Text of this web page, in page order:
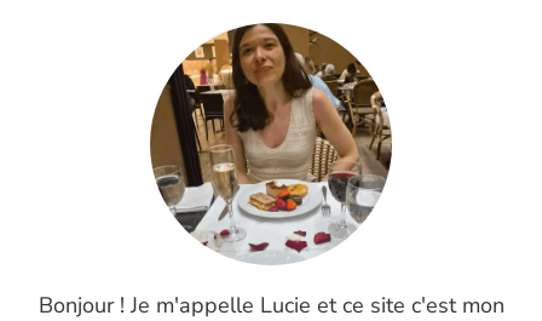
Bonjour ! Je m'appelle Lucie et ce site c'est mon